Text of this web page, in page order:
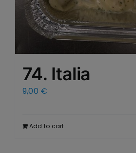
74. Italia
9,00 €
Add to cart